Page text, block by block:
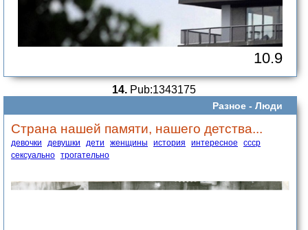
10.9
14. Pub:1343175
Разное - Люди
Страна нашей памяти, нашего детства...
девочки девушки дети женщины история интересное
ссср
сексуально трогательно